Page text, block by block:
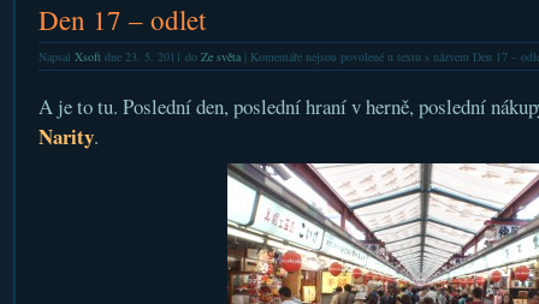
Den 17 – odlet
Napsal Xsoftdne 23. 5. 2011 do Ze světa| Komentáře nejsou povolenéu textu s názvem Den 17 –
A je to tu. Poslední den, poslední hraní v herně, poslední
Narity.